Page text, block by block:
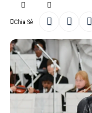
Chia Sẻ